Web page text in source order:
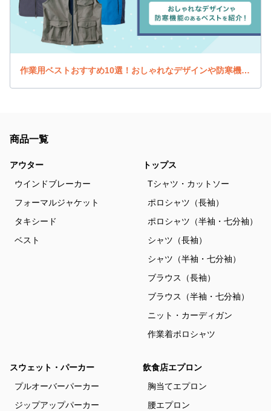
作業用ベストおすすめ10選！おしゃれなデザインや防寒機能のあるベストを紹介！
商品一覧
アウター
ウインドブレーカー
フォーマルジャケット
タキシード
ベスト
トップス
Tシャツ・カットソー
ポロシャツ（長袖）
ポロシャツ（半袖・七分袖）
シャツ（長袖）
シャツ（半袖・七分袖）
ブラウス（長袖）
ブラウス（半袖・七分袖）
ニット・カーディガン
作業着ポロシャツ
スウェット・パーカー
プルオーバーパーカー
ジップアップパーカー
飲食店エプロン
胸当てエプロン
腰エプロン